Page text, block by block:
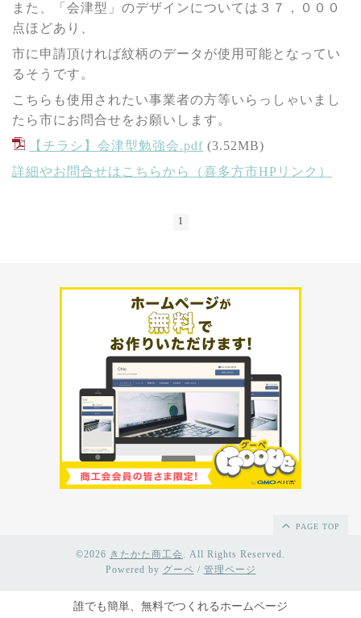
また、「会津型」のデザインについては３７，０００
点ほどあり、
市に申請頂ければ紋柄のデータが使用可能となってい
るそうです。
こちらも使用されたい事業者の方等いらっしゃいまし
たら市にお問合せをお願いします。
【チラシ】会津型勉強会.pdf (3.52MB)
詳細やお問合せはこちらから（喜多方市HPリンク）
1
PAGE TOP
©2026 きたかた商工会. All Rights Reserved.
Powered by グーペ / 管理ページ
誰でも簡単、無料でつくれるホームページ